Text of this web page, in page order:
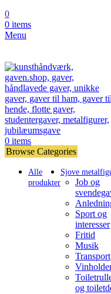
0
0 items
Menu
0 items
Browse Categories
Alle
produkter
Sjove
Job og
Sport og
interesser
Fritid
Musik
Transport
og